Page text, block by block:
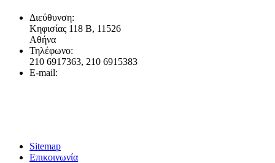
Διεύθυνση:
Κηφισίας 118 Β, 11526
Αθήνα
Τηλέφωνο:
210 6917363, 210 6915383
E-mail:
Sitemap
Επικοινωνία